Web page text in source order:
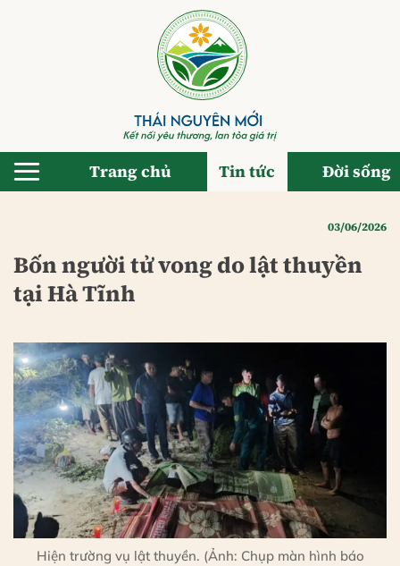
Trang chủ Tin tức Đời sống
03/06/2026
Bốn người tử vong do lật thuyền
tại Hà Tĩnh
Hiện trường vụ lật thuyền. (Ảnh: Chụp màn hình báo